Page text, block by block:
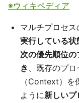
※ウィキペディア
マルチプロセス
実行している状
次の優先順位
き 、既存のプ
（Context）
ように新しいプ